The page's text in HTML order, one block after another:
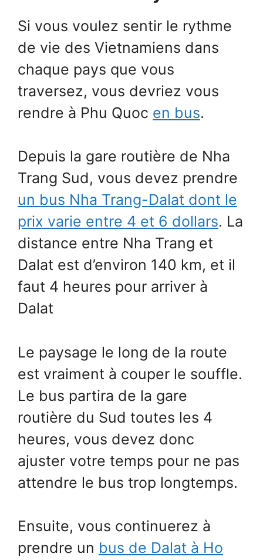
Si vous voulez sentir le rythme
de vie des Vietnamiens dans
chaque pays que vous
traversez, vous devriez vous
rendre à Phu Quoc en bus.
Depuis la gare routière de Nha
Trang Sud, vous devez prendre
un bus Nha Trang-Dalat dont le
prix varie entre 4 et 6 dollars. La
distance entre Nha Trang et
Dalat est d’environ 140 km, et il
faut 4 heures pour arriver à
Dalat
Le paysage le long de la route
est vraiment à couper le souffle.
Le bus partira de la gare
routière du Sud toutes les 4
heures, vous devez donc
ajuster votre temps pour ne pas
attendre le bus trop longtemps.
Ensuite, vous continuerez à
prendre un bus de Dalat à Ho